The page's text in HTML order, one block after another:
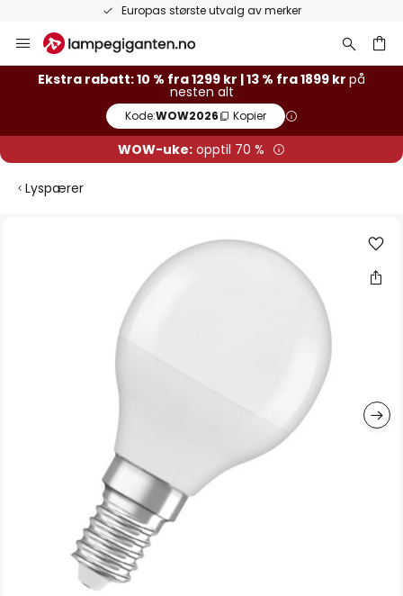
Europas største utvalg av merker
Hopp
til
innhold
Ekstra rabatt: 10 % fra 1299 kr | 13 % fra 1899 kr på
nesten alt
Kode:WOW2026 Kopier
WOW-uke: opptil 70 %
Lyspærer